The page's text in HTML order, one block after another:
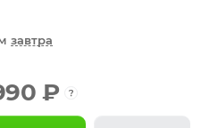
завтра
₽